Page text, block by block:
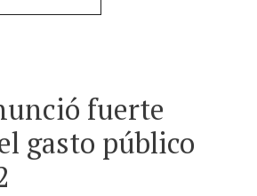
fuerte
gasto público